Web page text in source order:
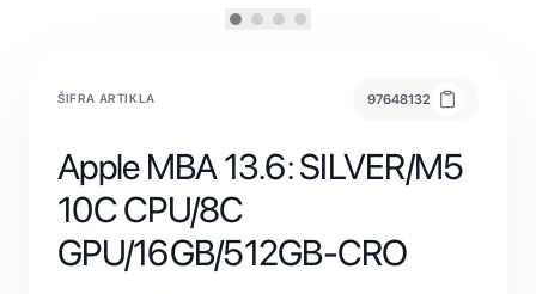
ŠIFRA ARTIKLA 97648132
Apple MBA 13.6: SILVER/M5
10C CPU/8C
GPU/16GB/512GB-CRO